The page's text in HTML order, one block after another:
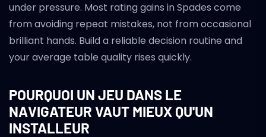
under pressure. Most rating gains in Spades come
from avoiding repeat mistakes, not from occasional
brilliant hands. Build a reliable decision routine and
your average table quality rises quickly.
POURQUOI UN JEU DANS LE
NAVIGATEUR VAUT MIEUX QU'UN
INSTALLEUR